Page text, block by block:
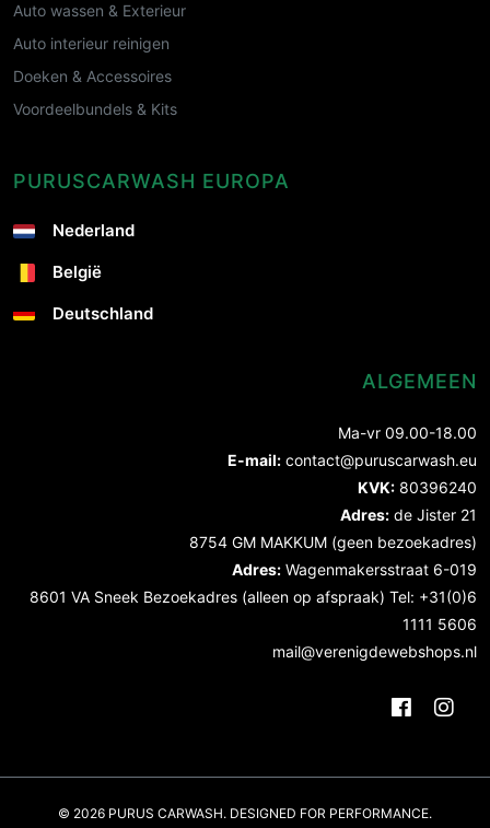
Auto wassen & Exterieur
Auto interieur reinigen
Doeken & Accessoires
Voordeelbundels & Kits
PURUSCARWASH EUROPA
Nederland
België
Deutschland
ALGEMEEN
Ma-vr 09.00-18.00
E-mail: contact@puruscarwash.eu
KVK: 80396240
Adres: de Jister 21
8754 GM MAKKUM (geen bezoekadres)
Adres: Wagenmakersstraat 6-019
8601 VA Sneek Bezoekadres (alleen op afspraak) Tel: +31(0)6
1111 5606
mail@verenigdewebshops.nl
© 2026 PURUS CARWASH. DESIGNED FOR PERFORMANCE.